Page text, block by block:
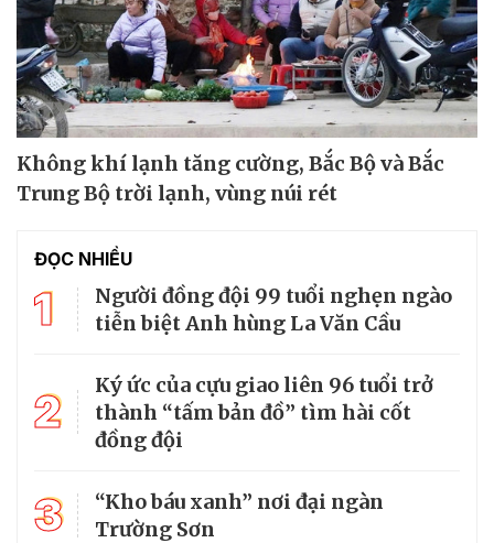
Không khí lạnh tăng cường, Bắc Bộ và Bắc
Trung Bộ trời lạnh, vùng núi rét
ĐỌC NHIỀU
1
Người đồng đội 99 tuổi nghẹn ngào
tiễn biệt Anh hùng La Văn Cầu
2
Ký ức của cựu giao liên 96 tuổi trở
thành “tấm bản đồ” tìm hài cốt
đồng đội
3
“Kho báu xanh” nơi đại ngàn
Trường Sơn